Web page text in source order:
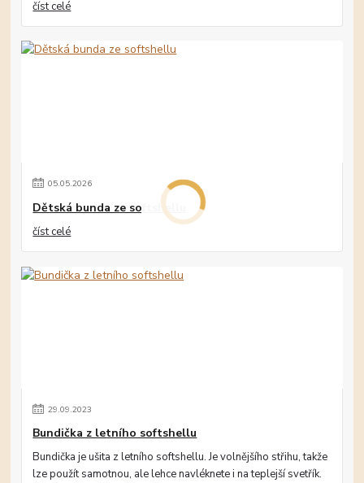
číst celé
05.05.2026
Dětská bunda ze softshellu
číst celé
29.09.2023
Bundička z letního softshellu
Bundička je ušita z letního softshellu. Je volnějšího střihu, takže
lze použít samotnou, ale lehce navléknete i na teplejší svetřík.